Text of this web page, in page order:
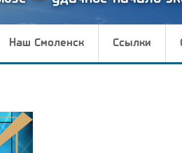
Наш Смоленск Ссылки